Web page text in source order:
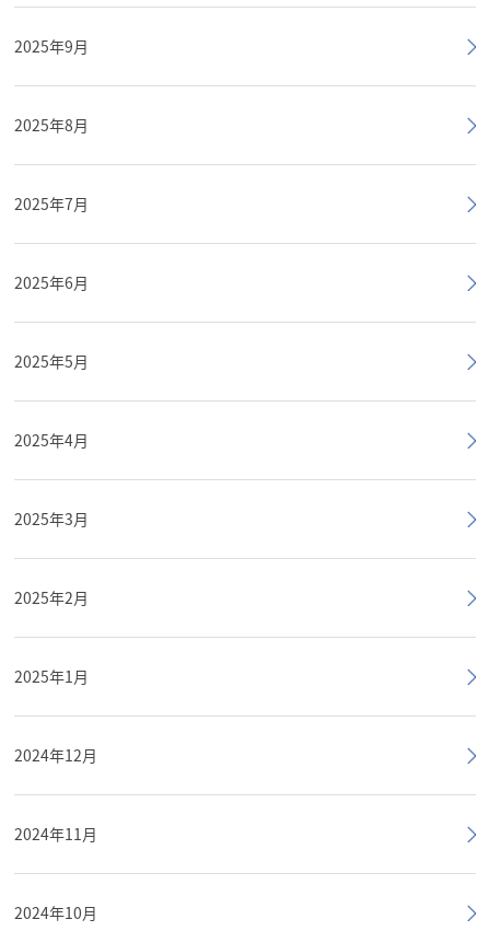
2025年9月
2025年8月
2025年7月
2025年6月
2025年5月
2025年4月
2025年3月
2025年2月
2025年1月
2024年12月
2024年11月
2024年10月